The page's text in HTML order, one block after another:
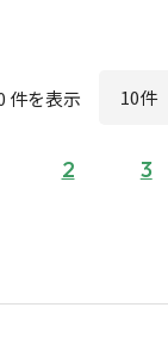
を表示
2 3